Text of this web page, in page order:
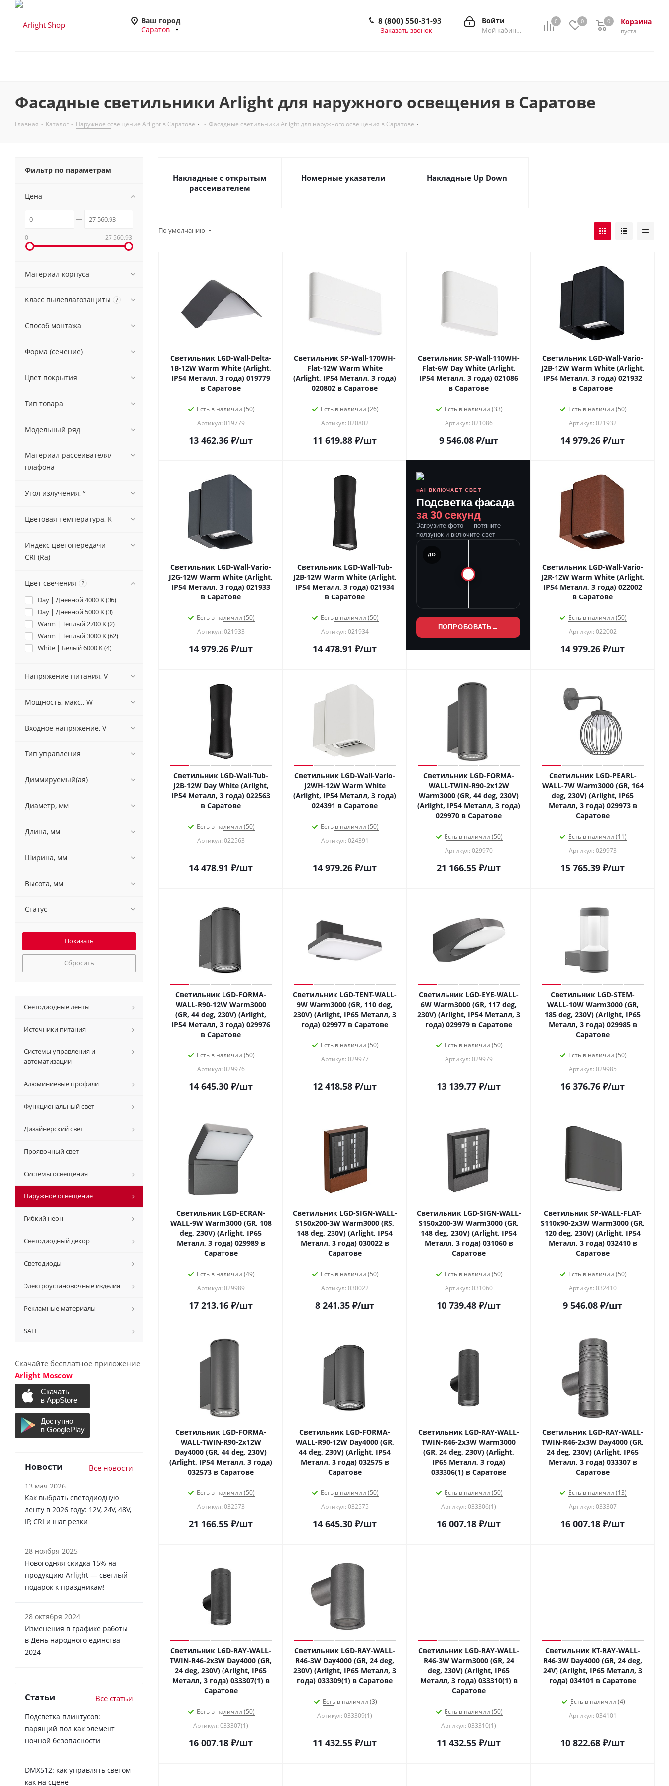
Ваш город
Саратов
0 0 Корзина
0
пуста
0
Войти
Мой кабинет
8 (800) 550-31-93
Заказать звонок
Фасадные светильники Arlight для наружного освещения в Саратове
Главная - Каталог - Наружное освещение Arlight в Саратове - Фасадные светильники Arlight для наружного освещения в Саратове
Накладные с открытым
рассеивателем
Номерные указатели Накладные Up Down
По умолчанию
Светильник LGD-Wall-Delta-
1B-12W Warm White (Arlight,
IP54 Металл, 3 года) 019779
в Саратове
Есть в наличии (50)
Артикул: 019779
13 462.36 ₽/шт
Светильник SP-Wall-170WH-
Flat-12W Warm White
(Arlight, IP54 Металл, 3 года)
020802 в Саратове
Есть в наличии (26)
Артикул: 020802
11 619.88 ₽/шт
Светильник SP-Wall-110WH-
Flat-6W Day White (Arlight,
IP54 Металл, 3 года) 021086
в Саратове
Есть в наличии (33)
Артикул: 021086
9 546.08 ₽/шт
Светильник LGD-Wall-Vario-
J2B-12W Warm White (Arlight,
IP54 Металл, 3 года) 021932
в Саратове
Есть в наличии (50)
Артикул: 021932
14 979.26 ₽/шт
Светильник LGD-Wall-Vario-
J2G-12W Warm White (Arlight,
IP54 Металл, 3 года) 021933
в Саратове
Есть в наличии (50)
Артикул: 021933
14 979.26 ₽/шт
Светильник LGD-Wall-Tub-
J2B-12W Warm White (Arlight,
IP54 Металл, 3 года) 021934
в Саратове
Есть в наличии (50)
Артикул: 021934
14 478.91 ₽/шт
AI ВКЛЮЧАЕТ СВЕТ
Подсветка фасада
за 30 секунд
Загрузите фото — потяните
ползунок и включите свет
ДО
ПОПРОБОВАТЬ →
Светильник LGD-Wall-Vario-
J2R-12W Warm White (Arlight,
IP54 Металл, 3 года) 022002
в Саратове
Есть в наличии (50)
Артикул: 022002
14 979.26 ₽/шт
Светильник LGD-Wall-Tub-
J2B-12W Day White (Arlight,
IP54 Металл, 3 года) 022563
в Саратове
Есть в наличии (50)
Артикул: 022563
14 478.91 ₽/шт
Светильник LGD-Wall-Vario-
J2WH-12W Warm White
(Arlight, IP54 Металл, 3 года)
024391 в Саратове
Есть в наличии (50)
Артикул: 024391
14 979.26 ₽/шт
Светильник LGD-FORMA-
WALL-TWIN-R90-2x12W
Warm3000 (GR, 44 deg, 230V)
(Arlight, IP54 Металл, 3 года)
029970 в Саратове
Есть в наличии (50)
Артикул: 029970
21 166.55 ₽/шт
Светильник LGD-PEARL-
WALL-7W Warm3000 (GR, 164
deg, 230V) (Arlight, IP65
Металл, 3 года) 029973 в
Саратове
Есть в наличии (11)
Артикул: 029973
15 765.39 ₽/шт
Светильник LGD-FORMA-
WALL-R90-12W Warm3000
(GR, 44 deg, 230V) (Arlight,
IP54 Металл, 3 года) 029976
в Саратове
Есть в наличии (50)
Артикул: 029976
14 645.30 ₽/шт
Светильник LGD-TENT-WALL-
9W Warm3000 (GR, 110 deg,
230V) (Arlight, IP65 Металл, 3
года) 029977 в Саратове
Есть в наличии (50)
Артикул: 029977
12 418.58 ₽/шт
Светильник LGD-EYE-WALL-
6W Warm3000 (GR, 117 deg,
230V) (Arlight, IP54 Металл, 3
года) 029979 в Саратове
Есть в наличии (50)
Артикул: 029979
13 139.77 ₽/шт
Светильник LGD-STEM-
WALL-10W Warm3000 (GR,
185 deg, 230V) (Arlight, IP65
Металл, 3 года) 029985 в
Саратове
Есть в наличии (50)
Артикул: 029985
16 376.76 ₽/шт
Светильник LGD-ECRAN-
WALL-9W Warm3000 (GR, 108
deg, 230V) (Arlight, IP65
Металл, 3 года) 029989 в
Саратове
Есть в наличии (49)
Артикул: 029989
17 213.16 ₽/шт
Светильник LGD-SIGN-WALL-
S150x200-3W Warm3000 (RS,
148 deg, 230V) (Arlight, IP54
Металл, 3 года) 030022 в
Саратове
Есть в наличии (50)
Артикул: 030022
8 241.35 ₽/шт
Светильник LGD-SIGN-WALL-
S150x200-3W Warm3000 (GR,
148 deg, 230V) (Arlight, IP54
Металл, 3 года) 031060 в
Саратове
Есть в наличии (50)
Артикул: 031060
10 739.48 ₽/шт
Светильник SP-WALL-FLAT-
S110x90-2x3W Warm3000 (GR,
120 deg, 230V) (Arlight, IP54
Металл, 3 года) 032410 в
Саратове
Есть в наличии (50)
Артикул: 032410
9 546.08 ₽/шт
Светильник LGD-FORMA-
WALL-TWIN-R90-2x12W
Day4000 (GR, 44 deg, 230V)
(Arlight, IP54 Металл, 3 года)
032573 в Саратове
Есть в наличии (50)
Артикул: 032573
21 166.55 ₽/шт
Светильник LGD-FORMA-
WALL-R90-12W Day4000 (GR,
44 deg, 230V) (Arlight, IP54
Металл, 3 года) 032575 в
Саратове
Есть в наличии (50)
Артикул: 032575
14 645.30 ₽/шт
Светильник LGD-RAY-WALL-
TWIN-R46-2x3W Warm3000
(GR, 24 deg, 230V) (Arlight,
IP65 Металл, 3 года)
033306(1) в Саратове
Есть в наличии (50)
Артикул: 033306(1)
16 007.18 ₽/шт
Светильник LGD-RAY-WALL-
TWIN-R46-2x3W Day4000 (GR,
24 deg, 230V) (Arlight, IP65
Металл, 3 года) 033307 в
Саратове
Есть в наличии (13)
Артикул: 033307
16 007.18 ₽/шт
Светильник LGD-RAY-WALL-
TWIN-R46-2x3W Day4000 (GR,
24 deg, 230V) (Arlight, IP65
Металл, 3 года) 033307(1) в
Саратове
Есть в наличии (50)
Артикул: 033307(1)
16 007.18 ₽/шт
Светильник LGD-RAY-WALL-
R46-3W Day4000 (GR, 24 deg,
230V) (Arlight, IP65 Металл, 3
года) 033309(1) в Саратове
Есть в наличии (3)
Артикул: 033309(1)
11 432.55 ₽/шт
Светильник LGD-RAY-WALL-
R46-3W Warm3000 (GR, 24
deg, 230V) (Arlight, IP65
Металл, 3 года) 033310(1) в
Саратове
Есть в наличии (50)
Артикул: 033310(1)
11 432.55 ₽/шт
Светильник KT-RAY-WALL-
R46-3W Day4000 (GR, 24 deg,
24V) (Arlight, IP65 Металл, 3
года) 034101 в Саратове
Есть в наличии (4)
Артикул: 034101
10 822.68 ₽/шт
Фильтр по параметрам
Цена
0 27 560.93
Материал корпуса
Класс пылевлагозащиты ?
Способ монтажа
Форма (сечение)
Цвет покрытия
Тип товара
Модельный ряд
Материал рассеивателя/
плафона
Угол излучения, °
Цветовая температура, K
Индекс цветопередачи
CRI (Ra)
Цвет свечения ?
Day | Дневной 4000 K (36)
Day | Дневной 5000 K (3)
Warm | Тёплый 2700 K (2)
Warm | Тёплый 3000 K (62)
White | Белый 6000 K (4)
Напряжение питания, V
Мощность, макс., W
Входное напряжение, V
Тип управления
Диммируемый(ая)
Диаметр, мм
Длина, мм
Ширина, мм
Высота, мм
Статус
Сбросить
Светодиодные ленты
Источники питания
Системы управления и
автоматизации
Алюминиевые профили
Функциональный свет
Дизайнерский свет
Проявочный свет
Системы освещения
Наружное освещение
Гибкий неон
Светодиодный декор
Светодиоды
Электроустановочные изделия
Рекламные материалы
SALE
Скачайте бесплатное приложение
Arlight Moscow
Новости Все новости
13 мая 2026
Как выбрать светодиодную
ленту в 2026 году: 12V, 24V, 48V,
IP, CRI и шаг резки
28 ноября 2025
Новогодняя скидка 15% на
продукцию Arlight — светлый
подарок к праздникам!
28 октября 2024
Изменения в графике работы
в День народного единства
2024
Статьи Все статьи
Подсветка плинтусов:
парящий пол как элемент
ночной безопасности
DMX512: как управлять светом
как на сцене